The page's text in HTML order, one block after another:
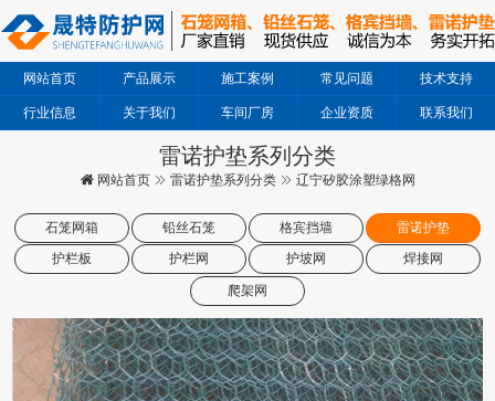
网站首页 产品展示 施工案例 常见问题 技术支持
行业信息 关于我们 车间厂房 企业资质 联系我们
雷诺护垫系列分类
网站首页 雷诺护垫系列分类 辽宁矽胶涂塑绿格网
石笼网箱 铅丝石笼 格宾挡墙 雷诺护垫
护栏板 护栏网 护坡网 焊接网
爬架网